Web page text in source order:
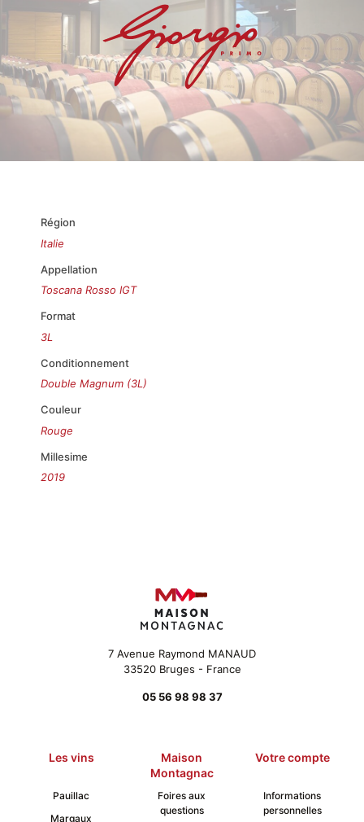
Région
Italie
Appellation
Toscana Rosso IGT
Format
3L
Conditionnement
Double Magnum (3L)
Couleur
Rouge
Millesime
2019
7 Avenue Raymond MANAUD
33520 Bruges - France
05 56 98 98 37
Les vins
Maison
Montagnac
Votre compte
Pauillac
Margaux
Foires aux
questions
Informations
personnelles